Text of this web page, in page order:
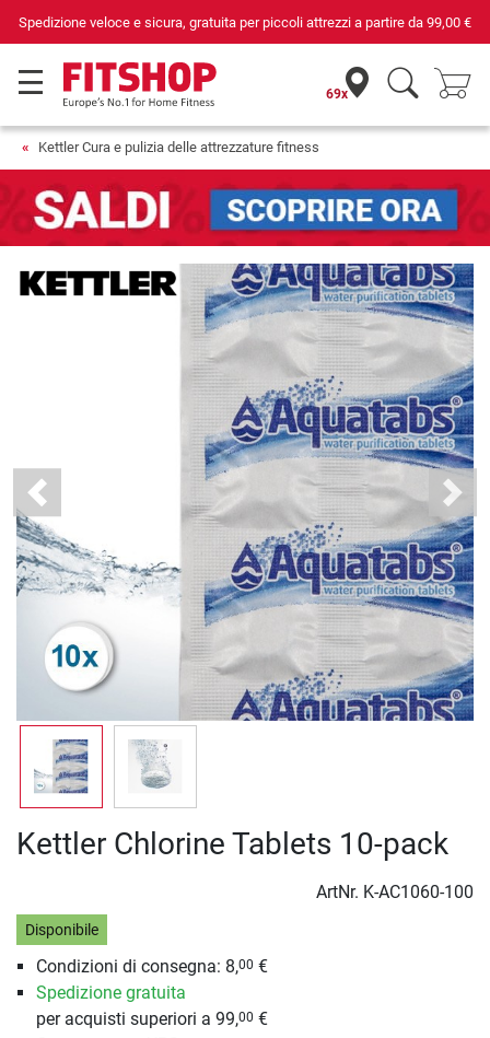
Spedizione veloce e sicura, gratuita per piccoli attrezzi a partire da 99,00 €
69x
Kettler Cura e pulizia delle attrezzature fitness
Previous Next
Kettler Chlorine Tablets 10-pack
ArtNr. K-AC1060-100
Disponibile
Condizioni di consegna: 8,00 €
Spedizione gratuita
per acquisti superiori a 99,00 €